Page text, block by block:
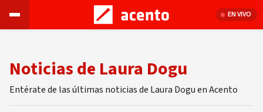
EN VIVO
Noticias de Laura Dogu
Entérate de las últimas noticias de Laura Dogu en Acento